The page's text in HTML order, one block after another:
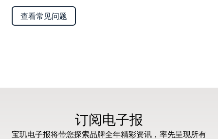
查看常见问题
订阅电子报
宝玑电子报将带您探索品牌全年精彩资讯，率先呈现所有